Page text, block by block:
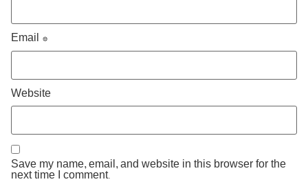
Email *
Website
Save my name, email, and website in this browser for the
next time I comment.